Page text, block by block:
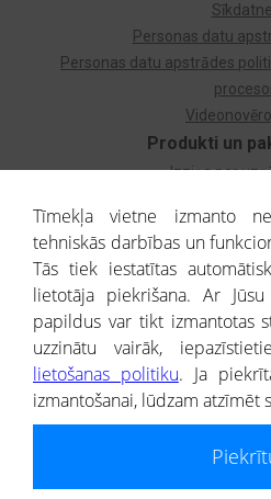
Produkti un
Izziņa par
Dzimtas
Uzņēmumu
Kredītizziņa par
Personas datu
Personas datu apstrādes
® CREDITREFORM Latvija
SIA
Portāla ietvaros saņemtajai informācijai
Tīmekļa vietne izmanto
tehniskās darbības un
Tās tiek iestatītas
lietotāja piekrišana. Ar
papildus var tikt izmantotas
uzzinātu vairāk,
lietošanas politiku. Ja
izmantošanai, lūdzam atzīmēt